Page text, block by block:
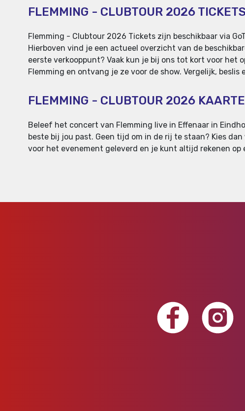
FLEMMING - CLUBTOUR 2026
Flemming - Clubtour 2026 Tickets zijn beschikbaar via
Hierboven vind je een actueel overzicht van de
eerste verkooppunt? Vaak kun je bij ons tot kort voor
Flemming en ontvang je ze voor de show. Vergelijk,
FLEMMING - CLUBTOUR 2026
Beleef het concert van Flemming live in Effenaar in
beste bij jou past. Geen tijd om in de rij te staan? Kies
voor het evenement geleverd en je kunt altijd rekenen